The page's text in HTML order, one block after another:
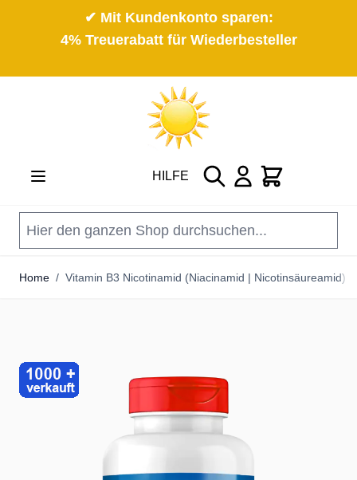
✔ Mit Kundenkonto sparen:
4% Treuerabatt für Wiederbesteller
HILFE Suche Cart
Home / Vitamin B3 Nicotinamid (Niacinamid | Nicotinsäureamid)